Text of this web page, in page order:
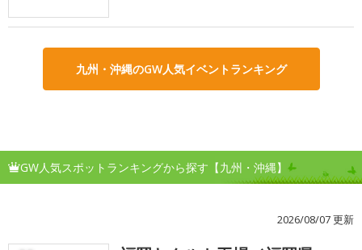
九州・沖縄のGW人気イベントランキング
GW人気スポットランキングから探す【九州・沖縄】
2026/08/07 更新